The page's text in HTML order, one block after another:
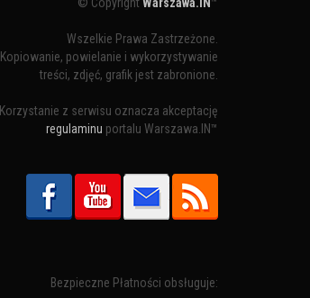
Wszelkie Prawa Zastrzeżone.
Kopiowanie, powielanie i wykorzystywanie
treści, zdjęć, grafik jest zabronione.
Korzystanie z serwisu oznacza akceptację
regulaminu portalu Warszawa.IN™
Bezpieczne Płatności obsługuje: